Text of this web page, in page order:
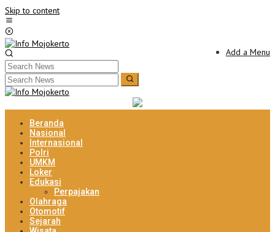
Skip to content
Add a Menu
Beranda
Nasional
Internasional
Polri
UMKM
Loker
Edukasi
Perpajakan
Olahraga
Otomotif
Sejarah